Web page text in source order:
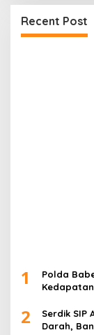
Recent Post
1
Polda
2
Serdik SIP
Darah,